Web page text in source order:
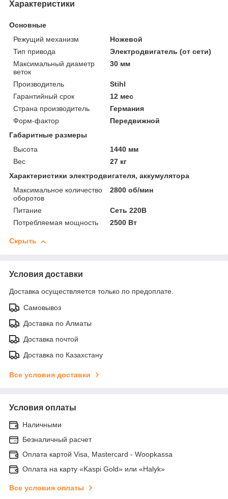
Характеристики
Основные
Режущий механизм
Ножевой
Тип привода
Электродвигатель (от сети)
Максимальный диаметр
веток
30 мм
Производитель
Stihl
Гарантийный срок
12 мес
Страна производитель
Германия
Форм-фактор
Передвижной
Габаритные размеры
Высота
1440 мм
Вес
27 кг
Характеристики электродвигателя, аккумулятора
Максимальное количество
оборотов
2800 об/мин
Питание
Сеть 220В
Потребляемая мощность
2500 Вт
Скрыть
Условия доставки
Доставка осуществляется только по предоплате.
Самовывоз
Доставка по Алматы
Доставка почтой
Доставка по Казахстану
Все условия доставки
Условия оплаты
Наличными
Безналичный расчет
Оплата картой Visa, Mastercard - Woopkassa
Оплата на карту «Kaspi Gold» или «Halyk»
Все условия оплаты